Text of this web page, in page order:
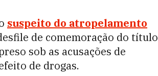
suspeito do atropelamento
de comemoração do título
sob as acusações de
de drogas.